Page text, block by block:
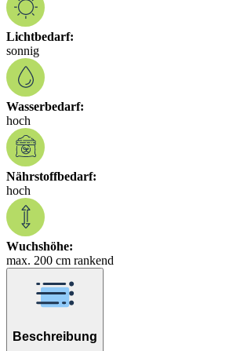
Lichtbedarf:
sonnig
Wasserbedarf:
hoch
Nährstoffbedarf:
hoch
Wuchshöhe:
max. 200 cm rankend
Beschreibung